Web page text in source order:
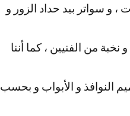
، و سواتر بيد حداد الزور و
من الفنيين ، كما أننا
النوافذ و الأبواب و بحسب